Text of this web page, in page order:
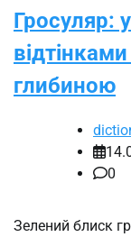
Гросуляр:
глибиною
0
Зелений блиск